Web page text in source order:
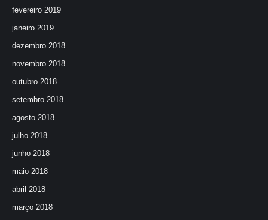
fevereiro 2019
janeiro 2019
dezembro 2018
novembro 2018
outubro 2018
setembro 2018
agosto 2018
julho 2018
junho 2018
maio 2018
abril 2018
março 2018